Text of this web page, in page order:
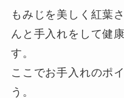
もみじを美しく紅葉
んと手入れをして健
す。
ここでお手入れのポ
う。